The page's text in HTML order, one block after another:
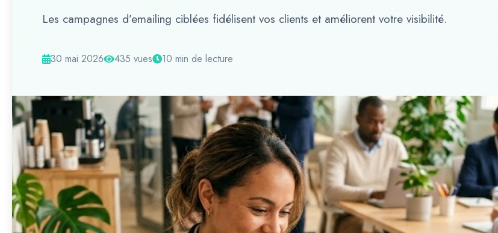
Les campagnes d’emailing ciblées fidélisent vos clients et améliorent votre visibilité.
30 mai 2026 435 vues 10 min de lecture